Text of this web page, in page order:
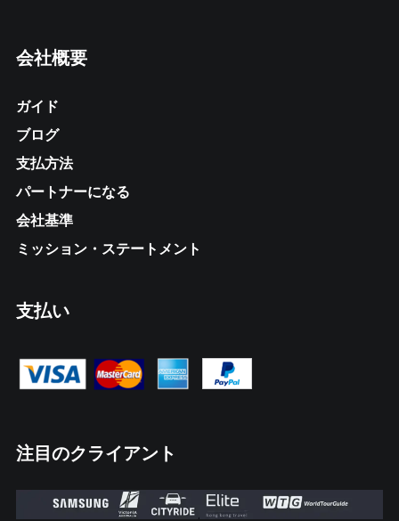
会社概要
ガイド
ブログ
支払方法
パートナーになる
会社基準
ミッション・ステートメント
支払い
注目のクライアント